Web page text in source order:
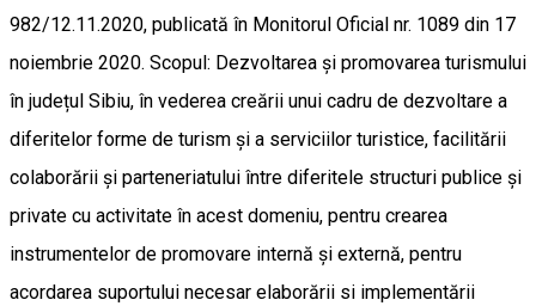
982/12.11.2020, publicată în Monitorul Oficial nr. 1089 din 17
noiembrie 2020. Scopul: Dezvoltarea și promovarea turismului
în județul Sibiu, în vederea creării unui cadru de dezvoltare a
diferitelor forme de turism și a serviciilor turistice, facilitării
colaborării și parteneriatului între diferitele structuri publice și
private cu activitate în acest domeniu, pentru crearea
instrumentelor de promovare internă și externă, pentru
acordarea suportului necesar elaborării si implementării